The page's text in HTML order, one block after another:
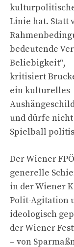
Linie hat. Statt
bedeutende
Beliebigkeit“,
kritisiert
ein kulturelles
und dürfe
Spielball
Der Wiener
generelle
in der Wiener
Polit-Agitation
ideologisch
der Wiener
– von